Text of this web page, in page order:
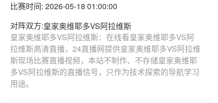
比赛时间: 2026-05-18 01:00:00
对阵双方:皇家奥维耶多VS阿拉维斯
皇家奥维耶多VS阿拉维斯：在线看皇家奥维耶多VS阿
拉维斯高清直播，24直播网提供皇家奥维耶多VS阿拉维
斯现场比赛直播视频，本站不制作、不存储皇家奥维耶
多VS阿拉维斯的直播信号，只作为技术探索的导航学习
用途。